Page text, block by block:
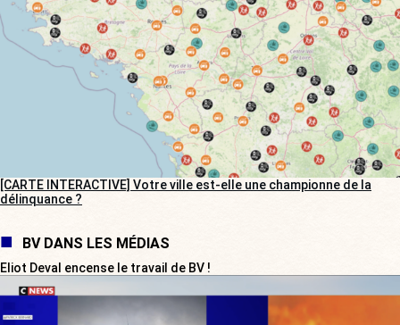
[CARTE INTERACTIVE] Votre ville est-elle une championne de la
délinquance ?
BV DANS LES MÉDIAS
Eliot Deval encense le travail de BV !